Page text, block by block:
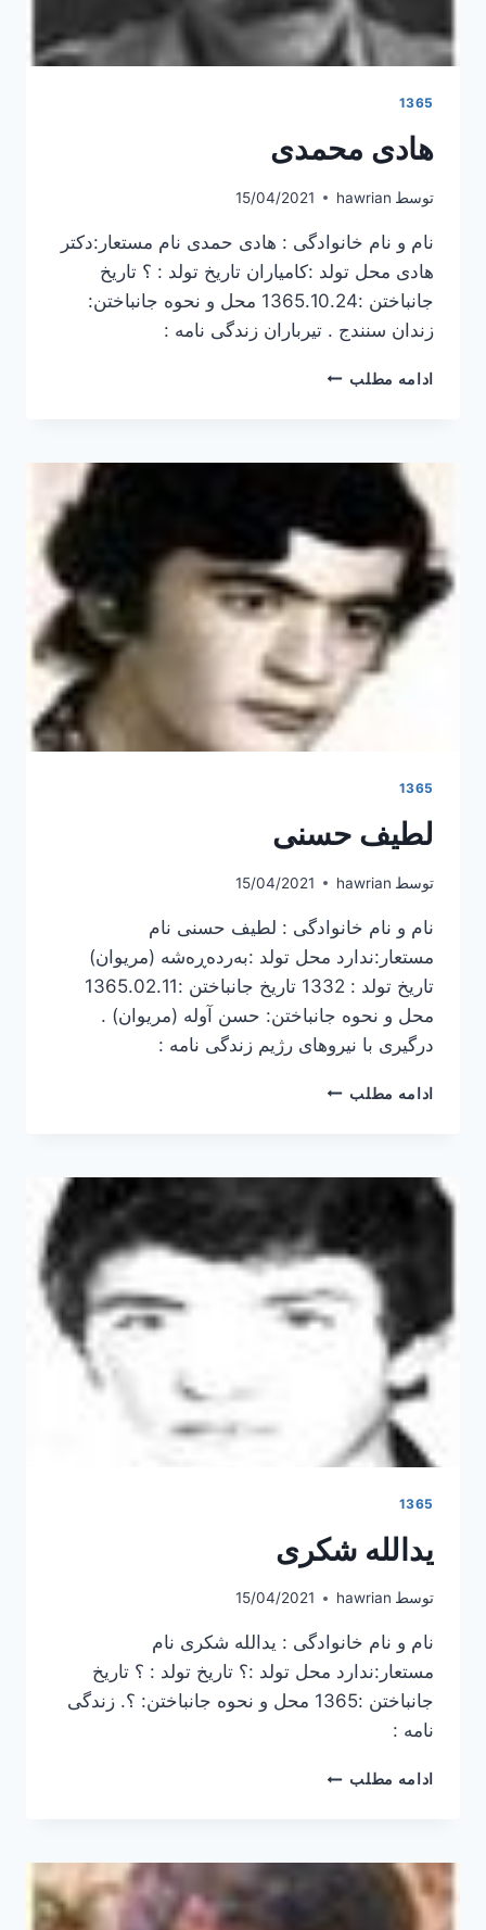
1365
هادی محمدی
توسط hawrian
15/04/2021
نام و نام خانوادگی : هادی حمدی نام مستعار:دکتر
هادی محل تولد :کامیاران تاریخ تولد : ؟ تاریخ
جانباختن :1365.10.24 محل و نحوه جانباختن:
زندان سنندج . تیرباران زندگی نامه :
ادامه مطلب هادی
1365
لطیف حسنی
توسط hawrian
15/04/2021
نام و نام خانوادگی : لطیف حسنی نام
مستعار:ندارد محل تولد :بەردەڕەشە (مریوان)
تاریخ تولد : 1332 تاریخ جانباختن :1365.02.11
محل و نحوه جانباختن: حسن آوله (مریوان) .
درگیری با نیروهای رژیم زندگی نامه :
ادامه مطلب لطیف
1365
يدالله شکری
توسط hawrian
15/04/2021
نام و نام خانوادگی : يدالله شکری نام
مستعار:ندارد محل تولد :؟ تاریخ تولد : ؟ تاریخ
جانباختن :1365 محل و نحوه جانباختن: ؟. زندگی
نامه :
ادامه مطلب يدالله